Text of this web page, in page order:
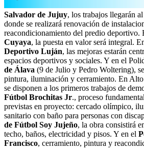
Salvador de Jujuy, los trabajos llegarán al
donde se realizará renovación de
reacondicionamiento del predio deportivo.
Cuyaya, la puesta en valor será integral.
Deportivo Luján, las mejoras estarán
espacios deportivos y sociales. Y en el
de Álava (9 de Julio y Pedro Woltering),
pintura, iluminación y cerramiento. En
se disponen a los primeros trabajos de
Fútbol Brochitas Jr., proceso
previstas en proyecto: cercado olímpico,
sanitario con baño para personas con
de Fútbol Soy Jujeño, la obra consistirá
techo, baños, electricidad y pisos. Y en el
Francisco, cerramiento, pintura y